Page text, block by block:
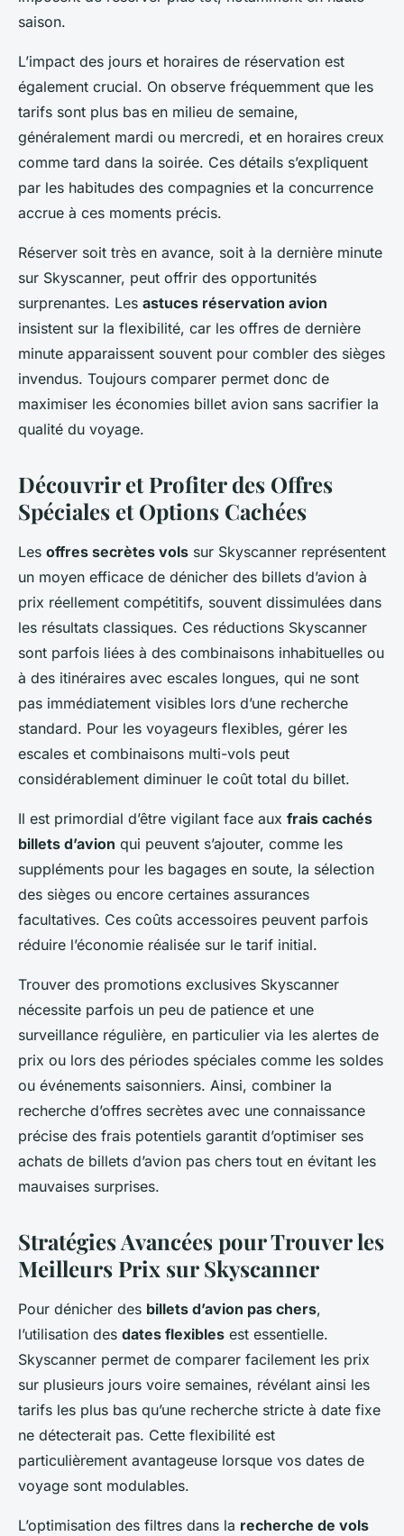
saison.
L’impact des jours et horaires de réservation est
également crucial. On observe fréquemment que les
tarifs sont plus bas en milieu de semaine,
généralement mardi ou mercredi, et en horaires creux
comme tard dans la soirée. Ces détails s’expliquent
par les habitudes des compagnies et la concurrence
accrue à ces moments précis.
Réserver soit très en avance, soit à la dernière minute
sur Skyscanner, peut offrir des opportunités
surprenantes. Les astuces réservation avion
insistent sur la flexibilité, car les offres de dernière
minute apparaissent souvent pour combler des sièges
invendus. Toujours comparer permet donc de
maximiser les économies billet avion sans sacrifier la
qualité du voyage.
Découvrir et Profiter des Offres
Spéciales et Options Cachées
Les offres secrètes vols sur Skyscanner représentent
un moyen efficace de dénicher des billets d’avion à
prix réellement compétitifs, souvent dissimulées dans
les résultats classiques. Ces réductions Skyscanner
sont parfois liées à des combinaisons inhabituelles ou
à des itinéraires avec escales longues, qui ne sont
pas immédiatement visibles lors d’une recherche
standard. Pour les voyageurs flexibles, gérer les
escales et combinaisons multi-vols peut
considérablement diminuer le coût total du billet.
Il est primordial d’être vigilant face aux frais cachés
billets d’avion qui peuvent s’ajouter, comme les
suppléments pour les bagages en soute, la sélection
des sièges ou encore certaines assurances
facultatives. Ces coûts accessoires peuvent parfois
réduire l’économie réalisée sur le tarif initial.
Trouver des promotions exclusives Skyscanner
nécessite parfois un peu de patience et une
surveillance régulière, en particulier via les alertes de
prix ou lors des périodes spéciales comme les soldes
ou événements saisonniers. Ainsi, combiner la
recherche d’offres secrètes avec une connaissance
précise des frais potentiels garantit d’optimiser ses
achats de billets d’avion pas chers tout en évitant les
mauvaises surprises.
Stratégies Avancées pour Trouver les
Meilleurs Prix sur Skyscanner
Pour dénicher des billets d’avion pas chers,
l’utilisation des dates flexibles est essentielle.
Skyscanner permet de comparer facilement les prix
sur plusieurs jours voire semaines, révélant ainsi les
tarifs les plus bas qu’une recherche stricte à date fixe
ne détecterait pas. Cette flexibilité est
particulièrement avantageuse lorsque vos dates de
voyage sont modulables.
L’optimisation des filtres dans la recherche de vols